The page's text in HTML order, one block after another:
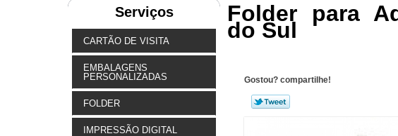
Serviços
CARTÃO DE VISITA
EMBALAGENS
PERSONALIZADAS
FOLDER
IMPRESSÃO DIGITAL
Folder para
do Sul
Gostou? compartilhe!